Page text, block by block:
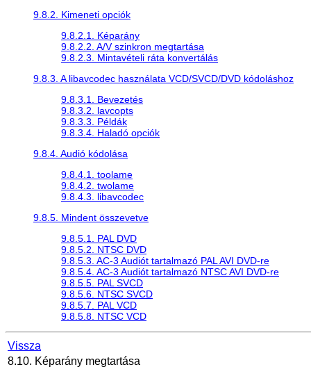
9.8.2. Kimeneti opciók
9.8.2.1. Képarány
9.8.2.2. A/V szinkron megtartása
9.8.2.3. Mintavételi ráta konvertálás
9.8.3. A libavcodec használata VCD/SVCD/DVD kódoláshoz
9.8.3.1. Bevezetés
9.8.3.2. lavcopts
9.8.3.3. Példák
9.8.3.4. Haladó opciók
9.8.4. Audió kódolása
9.8.4.1. toolame
9.8.4.2. twolame
9.8.4.3. libavcodec
9.8.5. Mindent összevetve
9.8.5.1. PAL DVD
9.8.5.2. NTSC DVD
9.8.5.3. AC-3 Audiót tartalmazó PAL AVI DVD-re
9.8.5.4. AC-3 Audiót tartalmazó NTSC AVI DVD-re
9.8.5.5. PAL SVCD
9.8.5.6. NTSC SVCD
9.8.5.7. PAL VCD
9.8.5.8. NTSC VCD
Vissza
8.10. Képarány megtartása